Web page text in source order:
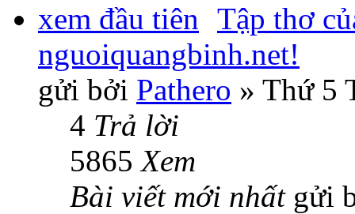
Tập thơ
nguoiquangbinh.net!
gửi bởi Pathero » Thứ 5
4 Trả lời
5865Xem
Bài viết mới nhất gửi